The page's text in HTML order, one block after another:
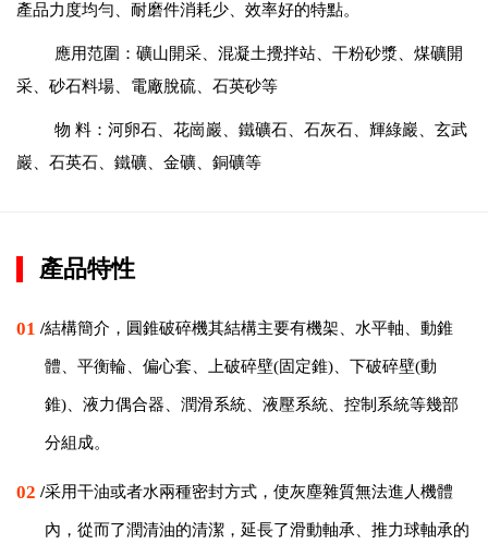
產品力度均勻、耐磨件消耗少、效率好的特點。
應用范圍：礦山開采、混凝土攪拌站、干粉砂漿、煤礦開
采、砂石料場、電廠脫硫、石英砂等
物 料：河卵石、花崗巖、鐵礦石、石灰石、輝綠巖、玄武
巖、石英石、鐵礦、金礦、銅礦等
產品特性
01 /結構簡介，圓錐破碎機其結構主要有機架、水平軸、動錐
體、平衡輪、偏心套、上破碎壁(固定錐)、下破碎壁(動
錐)、液力偶合器、潤滑系統、液壓系統、控制系統等幾部
分組成。
02 /采用干油或者水兩種密封方式，使灰塵雜質無法進人機體
內，從而了潤清油的清潔，延長了滑動軸承、推力球軸承的